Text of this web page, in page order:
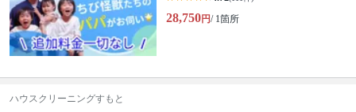
28,750円/ 1箇所
ハウスクリーニングすもと